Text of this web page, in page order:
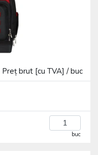
Preț brut [cu TVA] / buc
buc